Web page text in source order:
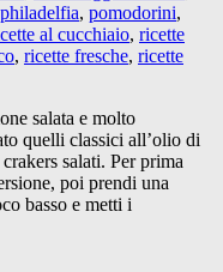
philadelfia, pomodorini,
al cucchiaio, ricette
, ricette fresche, ricette
salata e molto
quelli classici all’olio di
salati. Per prima
poi prendi una
basso e metti i